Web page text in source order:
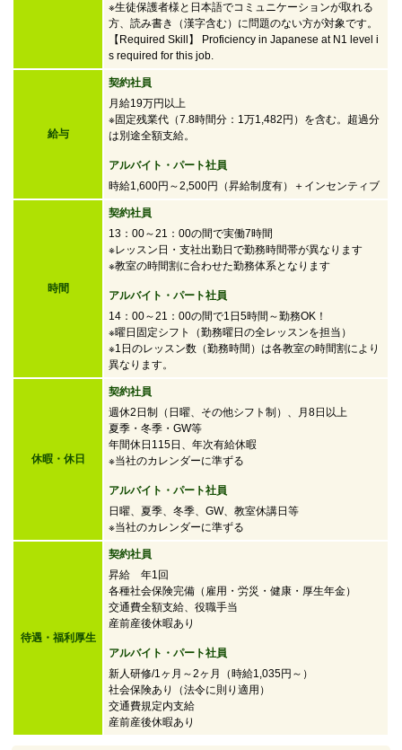
※生徒保護者様と日本語でコミュニケーションが取れる
方、読み書き（漢字含む）に問題のない方が対象です。
【Required Skill】 Proficiency in Japanese at N1 level i
s required for this job.
給与
契約社員
月給19万円以上
※固定残業代（7.8時間分：1万1,482円）を含む。超過分
は別途全額支給。
アルバイト・パート社員
時給1,600円～2,500円
（昇給制度有）＋インセンティブ
時間
契約社員
13：00～21：00の間で実働7時間
※レッスン日・支社出勤日で勤務時間帯が異なります
※教室の時間割に合わせた勤務体系となります
アルバイト・パート社員
14：00～21：00の間で1日5時間～勤務OK！
※曜日固定シフト（勤務曜日の全レッスンを担当）
※1日のレッスン数（勤務時間）は各教室の時間割により
異なります。
休暇・休日
契約社員
週休2日制（日曜、その他シフト制）、月8日以上
夏季・冬季・GW等
年間休日115日、年次有給休暇
※当社のカレンダーに準ずる
アルバイト・パート社員
日曜、夏季、冬季、GW、教室休講日等
※当社のカレンダーに準ずる
待遇・福利厚生
契約社員
昇給 年1回
各種社会保険完備（雇用・労災・健康・厚生年金）
交通費全額支給、役職手当
産前産後休暇あり
アルバイト・パート社員
新人研修/1ヶ月～2ヶ月（時給1,035円～）
社会保険あり（法令に則り適用）
交通費規定内支給
産前産後休暇あり